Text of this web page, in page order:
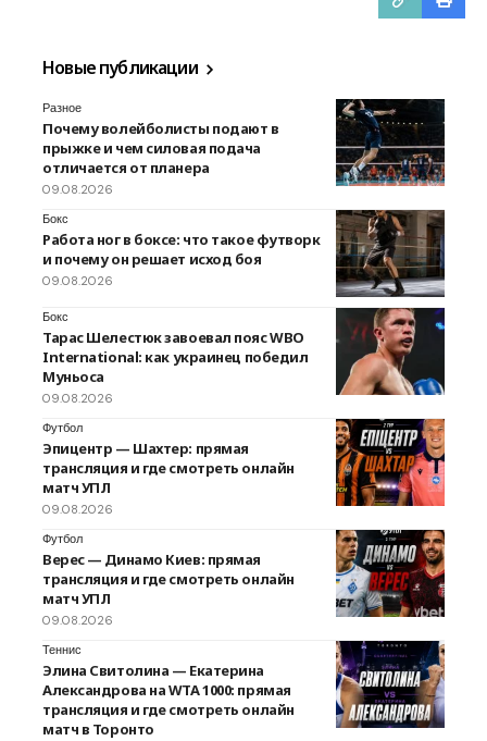
Новые публикации
Разное
Почему волейболисты подают в
прыжке и чем силовая подача
отличается от планера
09.08.2026
Бокс
Работа ног в боксе: что такое футворк
и почему он решает исход боя
09.08.2026
Бокс
Тарас Шелестюк завоевал пояс WBO
International: как украинец победил
Муньоса
09.08.2026
Футбол
Эпицентр — Шахтер: прямая
трансляция и где смотреть онлайн
матч УПЛ
09.08.2026
Футбол
Верес — Динамо Киев: прямая
трансляция и где смотреть онлайн
матч УПЛ
09.08.2026
Теннис
Элина Свитолина — Екатерина
Александрова на WTA 1000: прямая
трансляция и где смотреть онлайн
матч в Торонто